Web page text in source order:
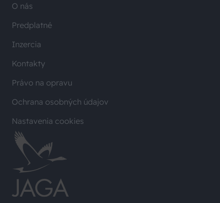
O nás
Predplatné
Inzercia
Kontakty
Právo na opravu
Ochrana osobných údajov
Nastavenia cookies